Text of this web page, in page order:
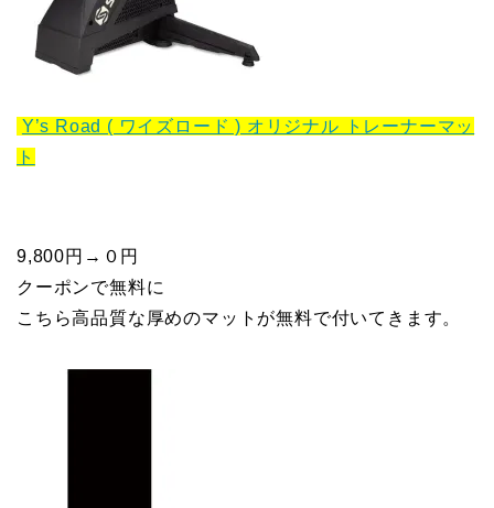
Y’s Road ( ワイズロード ) オリジナル トレーナーマッ
ト
9,800円→０円
クーポンで無料に
こちら高品質な厚めのマットが無料で付いてきます。